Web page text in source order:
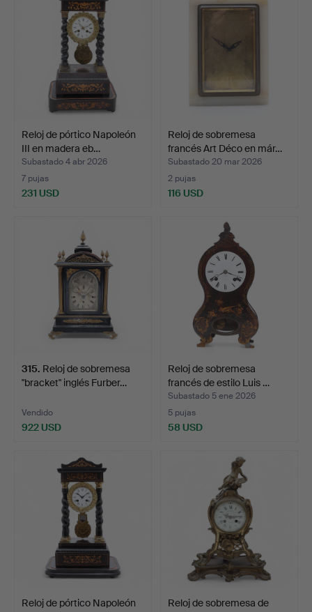
Reloj de pórtico Napoleón
III en madera eb…
Subastado 4 abr 2026
7 pujas
231 USD
Reloj de sobremesa
francés Art Déco en már…
Subastado 20 mar 2026
2 pujas
116 USD
315. Reloj de sobremesa
"bracket" inglés Furber…
Vendido
922 USD
Reloj de sobremesa
francés de estilo Luis …
Subastado 5 ene 2026
5 pujas
58 USD
Reloj de pórtico Napoleón
Reloj de sobremesa de